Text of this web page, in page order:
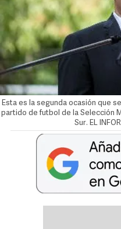
Esta es la segunda ocasión que
partido de futbol de la Selección
Sur. EL